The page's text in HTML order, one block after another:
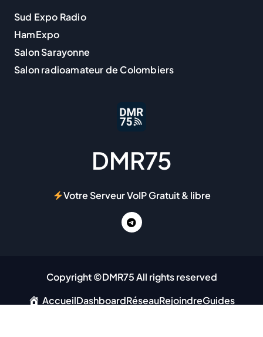
Sud Expo Radio
HamExpo
Salon Sarayonne
Salon radioamateur de Colombiers
DMR75
Votre Serveur VoIP Gratuit & libre
Copyright ©DMR75 All rights reserved
AccueilDashboardRéseauRejoindreGuides